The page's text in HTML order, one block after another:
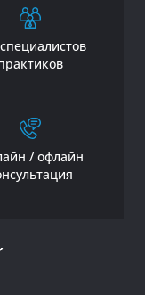
/ офлайн